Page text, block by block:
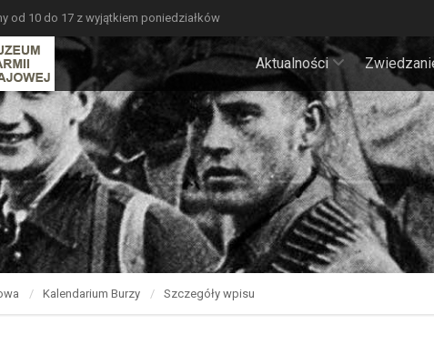
od 10 do 17 z wyjątkiem poniedziałków
Aktualności
Kalendarium Burzy Szczegóły wpisu